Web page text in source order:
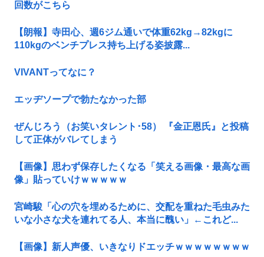
回数がこちら
【朗報】寺田心、週6ジム通いで体重62kg→82kgに
110kgのベンチプレス持ち上げる姿披露...
VIVANTってなに？
エッヂソープで勃たなかった部
ぜんじろう（お笑いタレント･58） 『金正恩氏』と投稿
して正体がバレてしまう
【画像】思わず保存したくなる「笑える画像・最高な画
像」貼っていけｗｗｗｗｗ
宮崎駿「心の穴を埋めるために、交配を重ねた毛虫みた
いな小さな犬を連れてる人、本当に醜い」←これど...
【画像】新人声優、いきなりドエッチｗｗｗｗｗｗｗｗ